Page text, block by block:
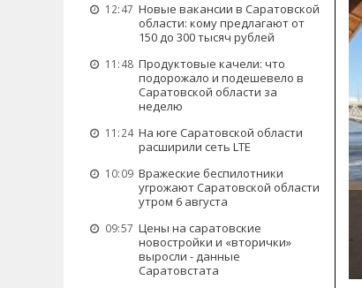
12:47 Новые вакансии в Саратовской
области: кому предлагают от
150 до 300 тысяч рублей
11:48 Продуктовые качели: что
подорожало и подешевело в
Саратовской области за
неделю
11:24 На юге Саратовской области
расширили сеть LTE
10:09 Вражеские беспилотники
угрожают Саратовской области
утром 6 августа
09:57 Цены на саратовские
новостройки и «вторички»
выросли - данные
Саратовстата